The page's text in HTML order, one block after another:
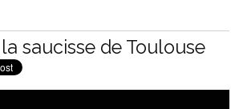
saucisse de Toulouse